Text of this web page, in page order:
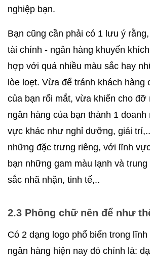
nghiệp bạn.
Bạn cũng cần phải có 1 lưu ý
tài chính - ngân hàng khuyến
hợp với quá nhiều màu sắc hay
lòe loẹt. Vừa để tránh khách hàng
của bạn rối mắt, vừa khiến cho đỡ
ngân hàng của bạn thành 1 doanh
vực khác như nghỉ dưỡng, giải
những đặc trưng riêng, với lĩnh
bạn những gam màu lạnh và
sắc nhã nhặn, tinh tế,..
2.3 Phông chữ nên để như
Có 2 dạng logo phổ biến trong
ngân hàng hiện nay đó chính là: